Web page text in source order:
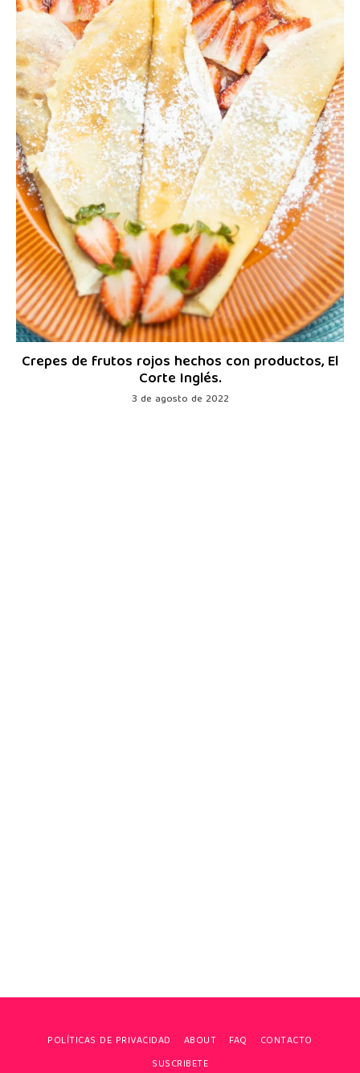
Crepes de frutos rojos hechos con productos, El
Corte Inglés.
3 de agosto de 2022
POLÍTICAS DE PRIVACIDAD ABOUT FAQ
CONTACTO
SUSCRIBETE